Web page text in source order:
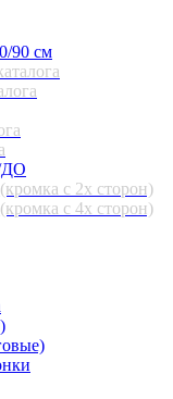
90 см
ДО
с 2х сторон)
с 4х сторон)